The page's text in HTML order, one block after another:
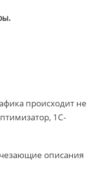
происходит не
1С-
описания